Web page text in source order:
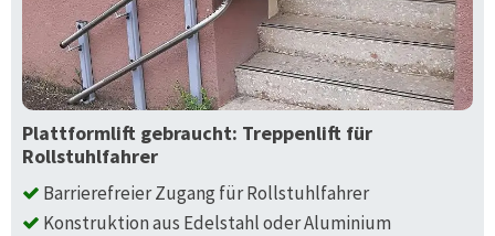
Plattformlift gebraucht: Treppenlift für
Rollstuhlfahrer
Barrierefreier Zugang für Rollstuhlfahrer
Konstruktion aus Edelstahl oder Aluminium